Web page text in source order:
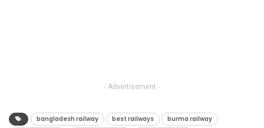
- Advertisement -
bangladesh railway best railways
burma railway